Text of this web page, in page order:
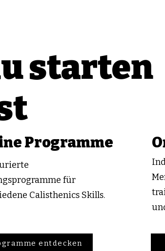
starten
Programme
für
Calisthenics Skills.
entdecken